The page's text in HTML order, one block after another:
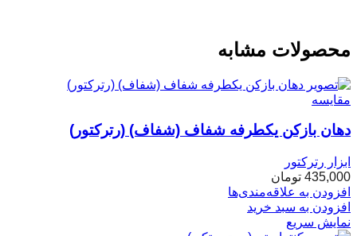
محصولات مشابه
مقایسه
دهان بازکن یکطرفه شفاف (شفاف) (رترکتور)
ابزار رترکتور
435,000 تومان
افزودن به علاقه‌مندی‌ها
افزودن به سبد خرید
نمایش سریع